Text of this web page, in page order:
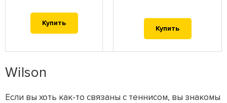
Купить
Купить
Wilson
Если вы хоть как-то связаны с теннисом, вы знакомы